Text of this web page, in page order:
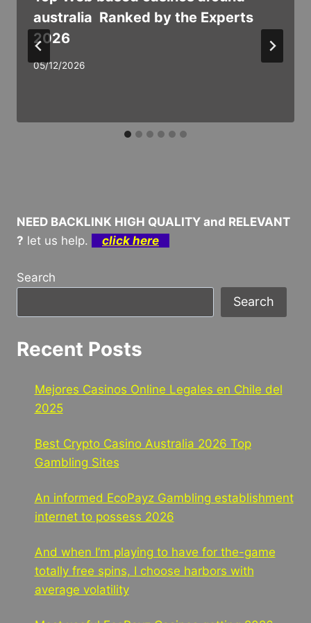
australia ️ Ranked by the Experts
2026
05/12/2026
NEED BACKLINK HIGH QUALITY and RELEVANT
? let us help. click here
Search
Search
Recent Posts
Mejores Casinos Online Legales en Chile del
2025
Best Crypto Casino Australia 2026 Top
Gambling Sites
An informed EcoPayz Gambling establishment
internet to possess 2026
And when I’m playing to have for the-game
totally free spins, I choose harbors with
average volatility